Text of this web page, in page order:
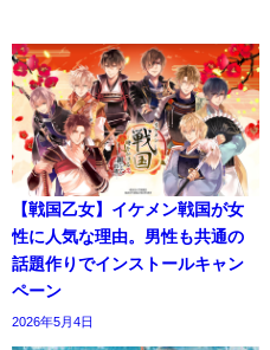
【戦国乙女】イケメン戦国が女
性に人気な理由。男性も共通の
話題作りでインストールキャン
ペーン
2026年5月4日